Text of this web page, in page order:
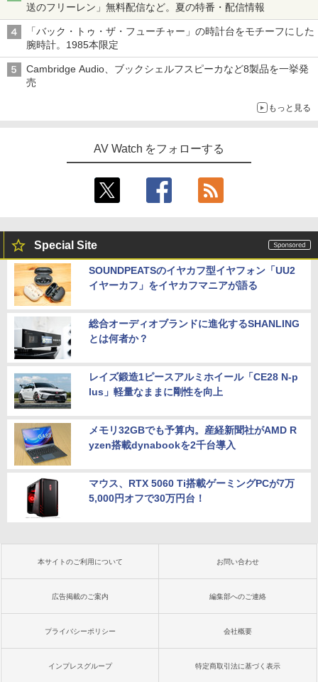
送のフリーレン」無料配信など。夏の特番・配信情報
「バック・トゥ・ザ・フューチャー」の時計台をモチーフにした
腕時計。1985本限定
Cambridge Audio、ブックシェルフスピーカなど8製品を一挙発
売
もっと見る
AV Watch をフォローする
Special Site
SOUNDPEATSのイヤカフ型イヤフォン「UU2
イヤーカフ」をイヤカフマニアが語る
総合オーディオブランドに進化するSHANLING
とは何者か？
レイズ鍛造1ピースアルミホイール「CE28 N-p
lus」軽量なままに剛性を向上
メモリ32GBでも予算内。産経新聞社がAMD R
yzen搭載dynabookを2千台導入
マウス、RTX 5060 Ti搭載ゲーミングPCが7万
5,000円オフで30万円台！
本サイトのご利用について お問い合わせ
広告掲載のご案内 編集部へのご連絡
プライバシーポリシー 会社概要
インプレスグループ 特定商取引法に基づく表示